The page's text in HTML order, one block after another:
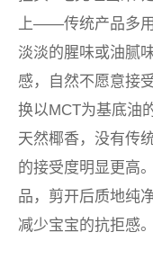
上——传统产品多
淡淡的腥味或油腻
感，自然不愿意接
换以MCT为基底油
天然椰香，没有传
的接受度明显更高
品，剪开后质地纯
减少宝宝的抗拒感。